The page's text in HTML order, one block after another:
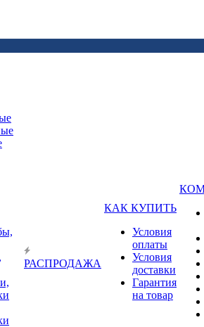
РАСПРОДАЖА
КАК КУПИТЬ
Условия
оплаты
Условия
доставки
Гарантия
на товар